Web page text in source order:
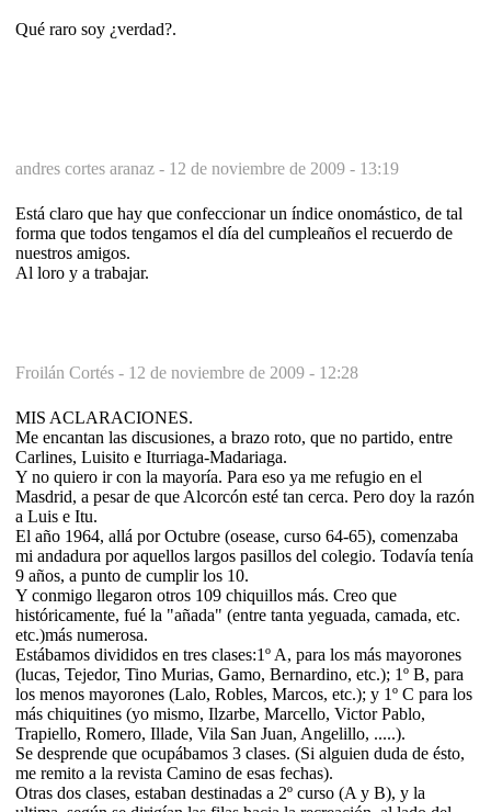
Qué raro soy ¿verdad?.
andres cortes aranaz - 12 de noviembre de 2009 - 13:19
Está claro que hay que confeccionar un índice onomástico, de tal
forma que todos tengamos el día del cumpleaños el recuerdo de
nuestros amigos.
Al loro y a trabajar.
Froilán Cortés - 12 de noviembre de 2009 - 12:28
MIS ACLARACIONES.
Me encantan las discusiones, a brazo roto, que no partido, entre
Carlines, Luisito e Iturriaga-Madariaga.
Y no quiero ir con la mayoría. Para eso ya me refugio en el
Masdrid, a pesar de que Alcorcón esté tan cerca. Pero doy la razón
a Luis e Itu.
El año 1964, allá por Octubre (osease, curso 64-65), comenzaba
mi andadura por aquellos largos pasillos del colegio. Todavía tenía
9 años, a punto de cumplir los 10.
Y conmigo llegaron otros 109 chiquillos más. Creo que
históricamente, fué la "añada" (entre tanta yeguada, camada, etc.
etc.)más numerosa.
Estábamos divididos en tres clases:1º A, para los más mayorones
(lucas, Tejedor, Tino Murias, Gamo, Bernardino, etc.); 1º B, para
los menos mayorones (Lalo, Robles, Marcos, etc.); y 1º C para los
más chiquitines (yo mismo, Ilzarbe, Marcello, Victor Pablo,
Trapiello, Romero, Illade, Vila San Juan, Angelillo, .....).
Se desprende que ocupábamos 3 clases. (Si alguien duda de ésto,
me remito a la revista Camino de esas fechas).
Otras dos clases, estaban destinadas a 2º curso (A y B), y la